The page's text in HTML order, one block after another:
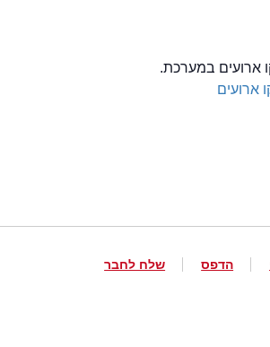
ארועים במערכת.
ארועים
הדפס שלח לחבר